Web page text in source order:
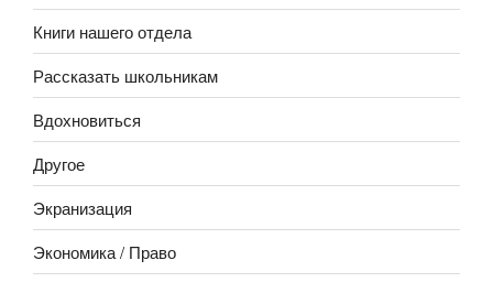
Книги нашего отдела
Рассказать школьникам
Вдохновиться
Другое
Экранизация
Экономика / Право